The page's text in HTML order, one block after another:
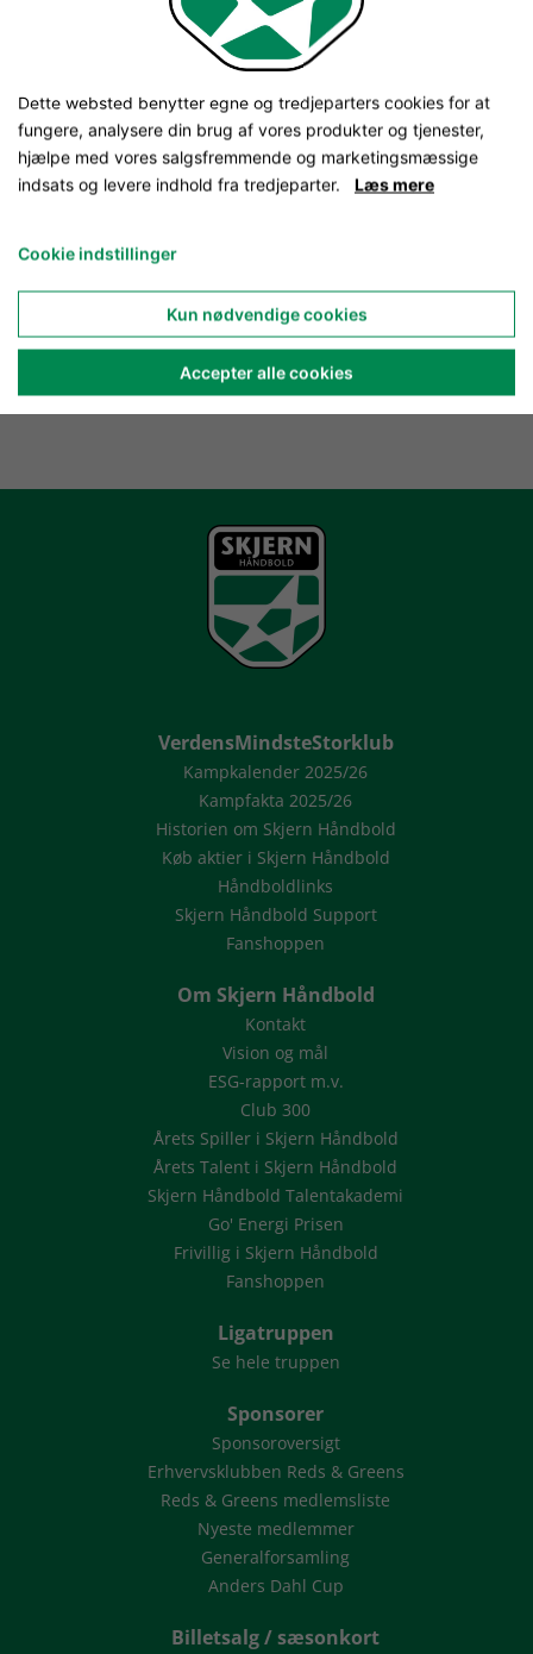
VerdensMindsteStorklub
Kampkalender 2025/26
Kampfakta 2025/26
Historien om Skjern Håndbold
Køb aktier i Skjern Håndbold
Håndboldlinks
Skjern Håndbold Support
Fanshoppen
Om Skjern Håndbold
Kontakt
Vision og mål
ESG-rapport m.v.
Club 300
Årets Spiller i Skjern Håndbold
Årets Talent i Skjern Håndbold
Skjern Håndbold Talentakademi
Go' Energi Prisen
Frivillig i Skjern Håndbold
Fanshoppen
Ligatruppen
Se hele truppen
Sponsorer
Sponsoroversigt
Erhvervsklubben Reds & Greens
Reds & Greens medlemsliste
Nyeste medlemmer
Generalforsamling
Anders Dahl Cup
Billetsalg / sæsonkort
Dette websted benytter egne og tredjeparters cookies for at
fungere, analysere din brug af vores produkter og tjenester,
hjælpe med vores salgsfremmende og marketingsmæssige
indsats og levere indhold fra tredjeparter. Læs mere
Cookie indstillinger
Kun nødvendige cookies
Accepter alle cookies